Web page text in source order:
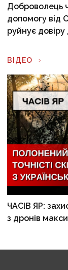
Доброволець
допомогу від
руйнує
ВІДЕО
ЧАСІВ ЯР:
з дронів